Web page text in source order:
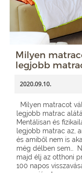
Milyen
legjobb
2020.09.10.
Milyen matracot
legjobb matrac
Mentálisan és
legjobb matrac az,
és amiből nem is
még délben sem…
majd élj az otthoni
100 napos